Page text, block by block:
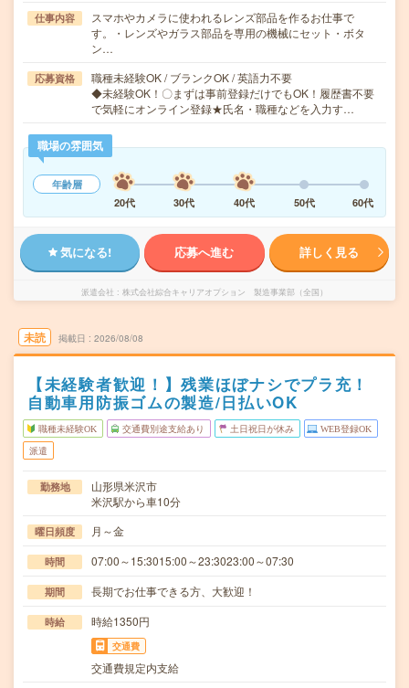
仕事内容
スマホやカメラに使われるレンズ部品を作るお仕事で
す。・レンズやガラス部品を専用の機械にセット・ボタ
ン…
応募資格
職種未経験OK / ブランクOK / 英語力不要
◆未経験OK！〇まずは事前登録だけでもOK！履歴書不要
で気軽にオンライン登録★氏名・職種などを入力す…
職場の雰囲気
年齢層
20代
30代 40代 50代 60代
気になる! 応募へ進む 詳しく見る
派遣会社 株式会社綜合キャリアオプション 製造事業部（全国）
未読 掲載日 2026/08/08
【未経験者歓迎！】残業ほぼナシでプラ充！
自動車用防振ゴムの製造/日払いOK
職種未経験OK 交通費別途支給あり 土日祝日が休み WEB登録OK
派遣
勤務地
山形県米沢市
米沢駅から車10分
曜日頻度 月～金
時間 07:00～15:3015:00～23:3023:00～07:30
期間 長期でお仕事できる方、大歓迎！
時給 時給1350円
交通費
交通費規定内支給